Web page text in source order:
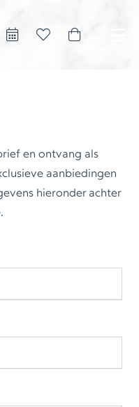
en ontvang als
aanbiedingen
hieronder achter